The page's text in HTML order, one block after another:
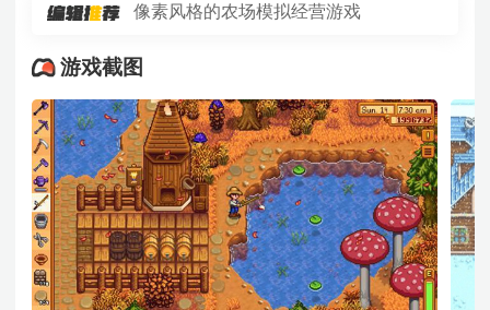
像素风格的农场模拟经营游戏
游戏截图